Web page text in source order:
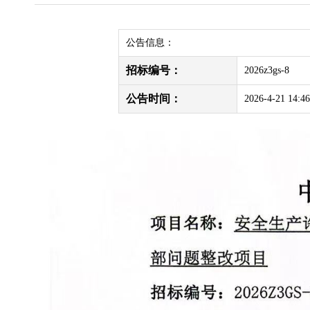
公告信息：
招标编号： 2026z3gs-8
公告时间： 2026-4-21